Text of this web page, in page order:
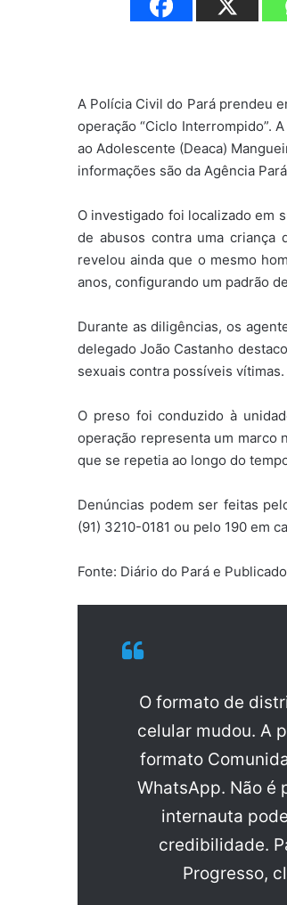
A Polícia Civil do Pará prendeu
operação “Ciclo Interrompido”.
ao Adolescente (Deaca)
informações são da Agência
O investigado foi localizado em
de abusos contra uma criança
revelou ainda que o mesmo
anos, configurando um padrão
Durante as diligências, os
delegado João Castanho
sexuais contra possíveis vítimas.
O preso foi conduzido à
operação representa um marco
que se repetia ao longo do
Denúncias podem ser feitas
(91) 3210-0181 ou pelo 190 em
Fonte: Diário do Pará e
O formato de
celular mudou. A
formato
WhatsApp. Não é
internauta
credibilidade.
Progresso,